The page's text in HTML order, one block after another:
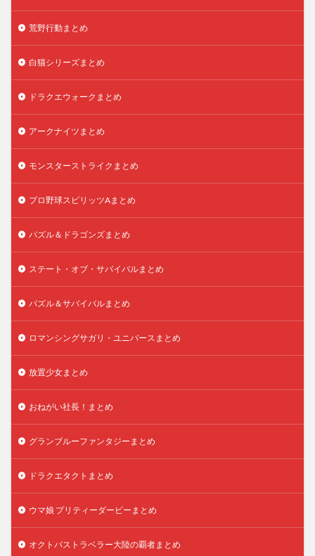
荒野行動まとめ
白猫シリーズまとめ
ドラクエウォークまとめ
アークナイツまとめ
モンスターストライクまとめ
プロ野球スピリッツAまとめ
パズル＆ドラゴンズまとめ
ステート・オブ・サバイバルまとめ
パズル＆サバイバルまとめ
ロマンシングサガリ・ユニバースまとめ
放置少女まとめ
おねがい社長！まとめ
グランブルーファンタジーまとめ
ドラクエタクトまとめ
ウマ娘 プリティーダービーまとめ
オクトパストラベラー大陸の覇者まとめ